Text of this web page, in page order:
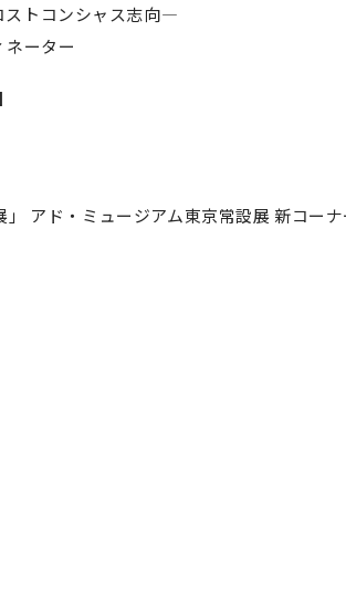
ストコンシャス志向—
ーター
アド・ミュージアム東京常設展 新コー